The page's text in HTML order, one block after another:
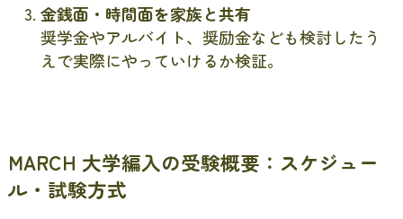
金銭面・時間面を家族と共有
奨学金やアルバイト、奨励金なども検討したう
えで実際にやっていけるか検証。
MARCH 大学編入の受験概要：スケジュー
ル・試験方式